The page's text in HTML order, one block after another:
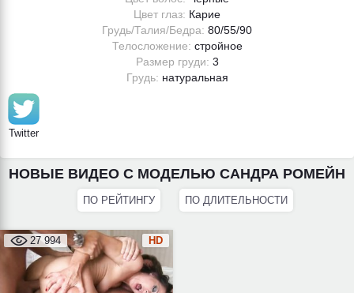
Цвет глаз: Карие
Грудь/Талия/Бедра: 80/55/90
Телосложение: стройное
Размер груди: 3
Грудь: натуральная
Twitter
НОВЫЕ ВИДЕО С МОДЕЛЬЮ САНДРА РОМЕЙН
ПО РЕЙТИНГУ ПО ДЛИТЕЛЬНОСТИ
27 994 HD